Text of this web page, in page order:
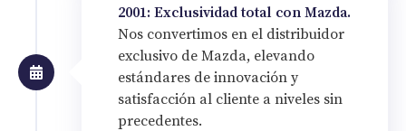
2001: Exclusividad total con Mazda.
Nos convertimos en el distribuidor
exclusivo de Mazda, elevando
estándares de innovación y
satisfacción al cliente a niveles sin
precedentes.